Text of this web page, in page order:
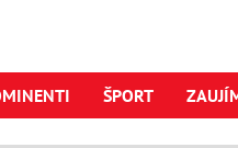
ŠPORT